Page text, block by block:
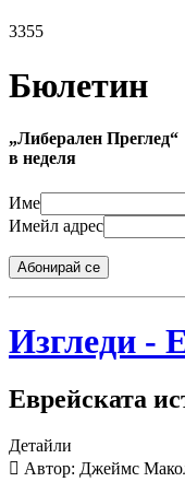
3355
Бюлетин
„Либерален Преглед“
в неделя
Име
Имейл адрес
Абонирай се
Изгледи -
Еврейската
Детайли
Автор: Джеймс